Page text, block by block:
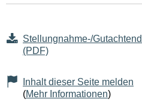
Stellungnahme-/
(PDF)
Inhalt dieser Seite melden
(Mehr Informationen)